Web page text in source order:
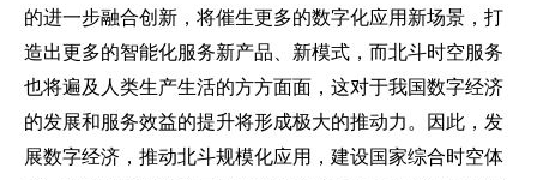
的进一步融合创新，将催生更多的数字化应用新场景，打
造出更多的智能化服务新产品、新模式，而北斗时空服务
也将遍及人类生产生活的方方面面，这对于我国数字经济
的发展和服务效益的提升将形成极大的推动力。因此，发
展数字经济，推动北斗规模化应用，建设国家综合时空体